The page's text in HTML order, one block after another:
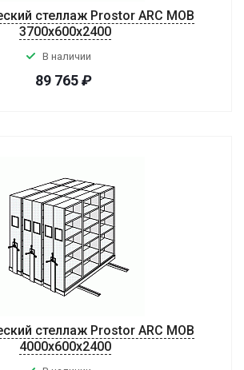
стеллаж Prostor ARC MOB
3700x600x2400
В наличии
89 765₽
стеллаж Prostor ARC MOB
4000x600x2400